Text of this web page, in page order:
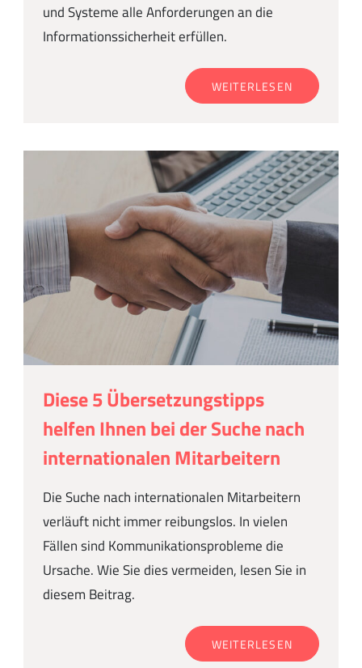
und Systeme alle Anforderungen an die
Informationssicherheit erfüllen.
WEITERLESEN
Diese 5 Übersetzungstipps
helfen Ihnen bei der Suche nach
internationalen Mitarbeitern
Die Suche nach internationalen Mitarbeitern
verläuft nicht immer reibungslos. In vielen
Fällen sind Kommunikationsprobleme die
Ursache. Wie Sie dies vermeiden, lesen Sie in
diesem Beitrag.
WEITERLESEN